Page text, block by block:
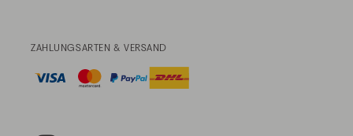
ZAHLUNGSARTEN & VERSAND